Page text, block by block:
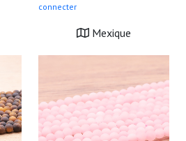
connecter
Mexique